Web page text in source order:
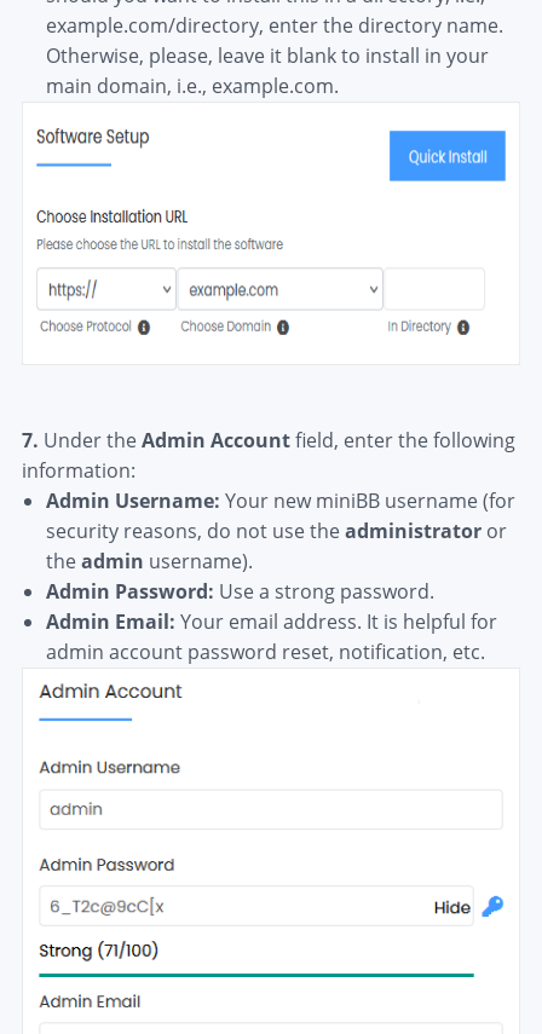
example.com/directory, enter the directory name.
Otherwise, please, leave it blank to install in your
main domain, i.e., example.com.
7. Under theAdmin Accountfield, enter the following
information:
Admin Username: Your new miniBB username (for
security reasons, do not use theadministratoror
theadmin username).
Admin Password: Use a strong password.
Admin Email: Your email address. It is helpful for
admin account password reset, notification, etc.